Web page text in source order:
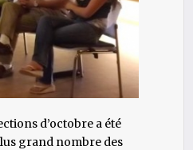
d’octobre a été
grand nombre des